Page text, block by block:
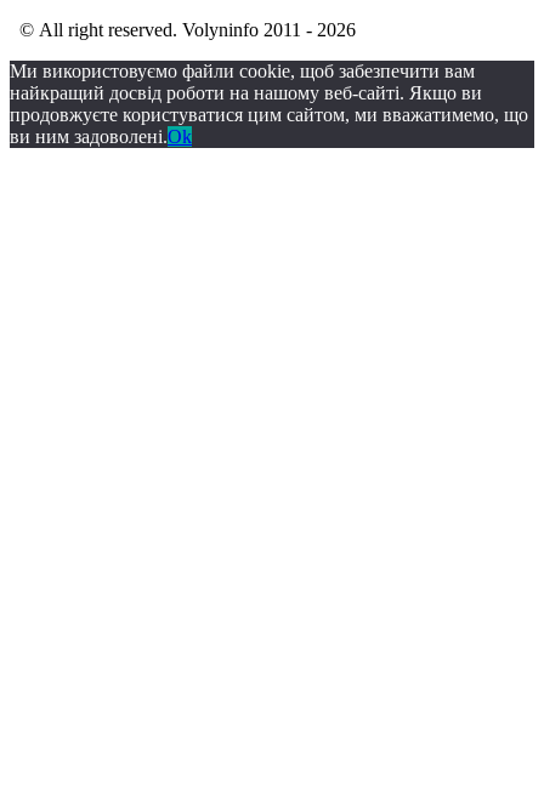
© All right reserved. Volyninfo 2011 - 2026
Ми використовуємо файли cookie, щоб забезпечити вам
найкращий досвід роботи на нашому веб-сайті. Якщо ви
продовжуєте користуватися цим сайтом, ми вважатимемо, що
ви ним задоволені.Ok